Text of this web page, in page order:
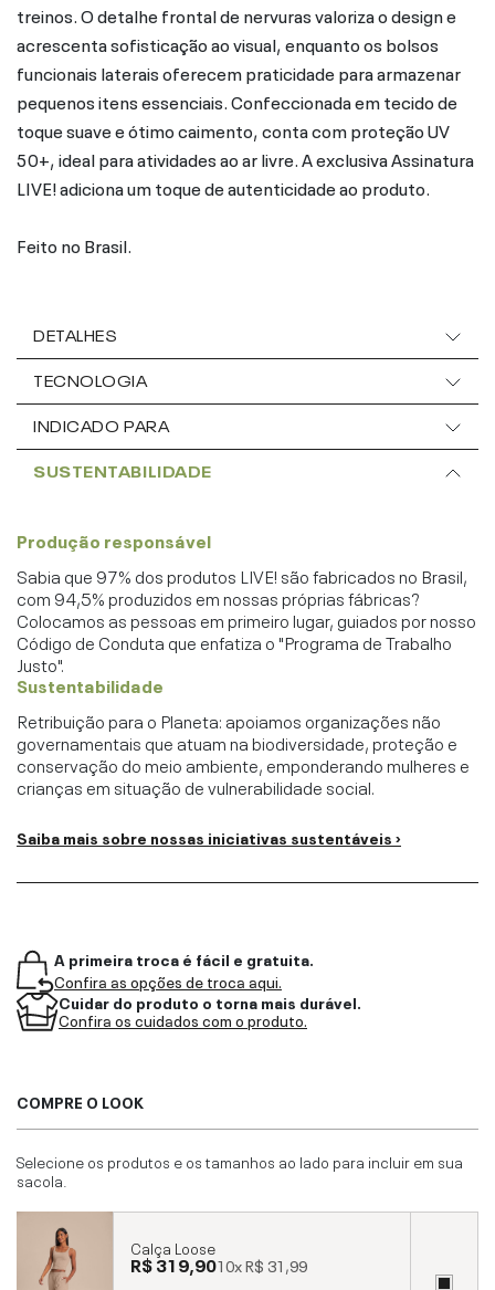
treinos. O detalhe frontal de nervuras valoriza o design e
acrescenta sofisticação ao visual, enquanto os bolsos
funcionais laterais oferecem praticidade para armazenar
pequenos itens essenciais. Confeccionada em tecido de
toque suave e ótimo caimento, conta com proteção UV
50+, ideal para atividades ao ar livre. A exclusiva Assinatura
LIVE! adiciona um toque de autenticidade ao produto.
Feito no Brasil.
DETALHES
TECNOLOGIA
INDICADO PARA
SUSTENTABILIDADE
Produção responsável
Sabia que 97% dos produtos LIVE! são fabricados no Brasil,
com 94,5% produzidos em nossas próprias fábricas?
Colocamos as pessoas em primeiro lugar, guiados por nosso
Código de Conduta que enfatiza o "Programa de Trabalho
Justo".
Sustentabilidade
Retribuição para o Planeta: apoiamos organizações não
governamentais que atuam na biodiversidade, proteção e
conservação do meio ambiente, emponderando mulheres e
crianças em situação de vulnerabilidade social.
Saiba mais sobre nossas iniciativas sustentáveis ›
A primeira troca é fácil e gratuita.
Confira as opções de troca aqui.
Cuidar do produto o torna mais durável.
Confira os cuidados com o produto.
COMPRE O LOOK
Selecione os produtos e os tamanhos ao lado para incluir em sua
sacola.
Calça Loose
R$ 319,9010xR$ 31,99